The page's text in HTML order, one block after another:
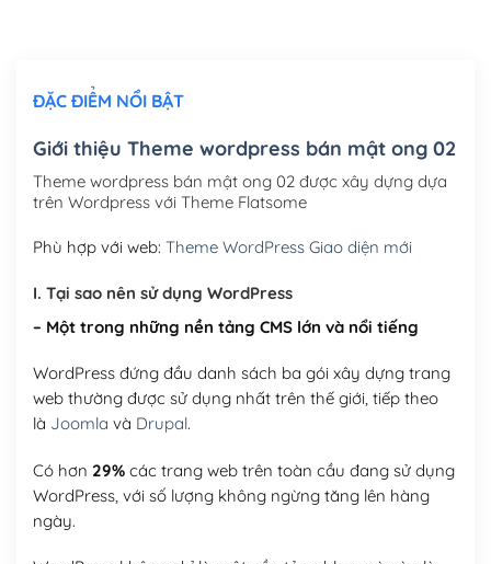
Mua thêm Host + Tên miền
Tên miền Việt Nam .vn (1 năm) (+550,000₫)
ĐẶC ĐIỂM NỔI BẬT
Giới thiệu Theme wordpress bán mật ong 02
Theme wordpress bán mật ong 02 được xây dựng dựa
trên Wordpress với Theme Flatsome
Phù hợp với web: Theme WordPress Giao diện mới
I. Tại sao nên sử dụng WordPress
– Một trong những nền tảng CMS lớn và nổi tiếng
WordPress đứng đầu danh sách ba gói xây dựng trang
web thường được sử dụng nhất trên thế giới, tiếp theo
là Joomla và Drupal.
Có hơn 29%các trang web trên toàn cầu đang sử dụng
WordPress, với số lượng không ngừng tăng lên hàng
ngày.